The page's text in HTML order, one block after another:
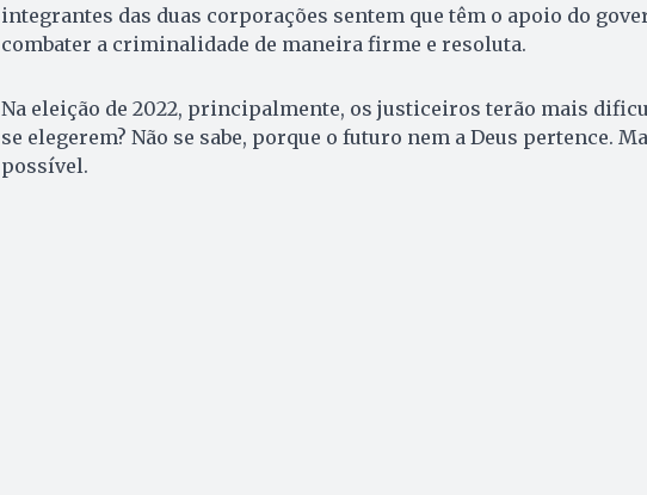
integrantes das duas corporações sentem que têm o apoio do
combater a criminalidade de maneira firme e resoluta.
Na eleição de 2022, principalmente, os justiceiros terão mais
se elegerem? Não se sabe, porque o futuro nem a Deus pertence.
possível.